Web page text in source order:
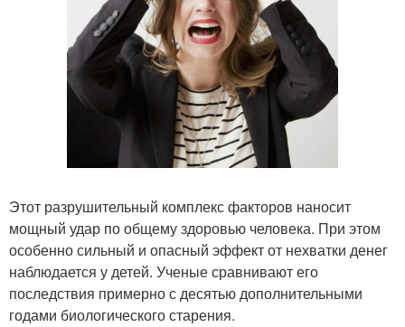
Этот разрушительный комплекс факторов наносит
мощный удар по общему здоровью человека. При этом
особенно сильный и опасный эффект от нехватки денег
наблюдается у детей. Ученые сравнивают его
последствия примерно с десятью дополнительными
годами биологического старения.